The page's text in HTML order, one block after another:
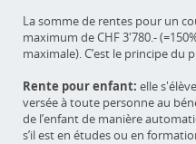
La somme de rentes pour un
maximum de CHF 3'780.-
maximale). C’est le principe du
Rente pour enfant: elle
versée à toute personne au
de l’enfant de manière
s’il est en études ou en